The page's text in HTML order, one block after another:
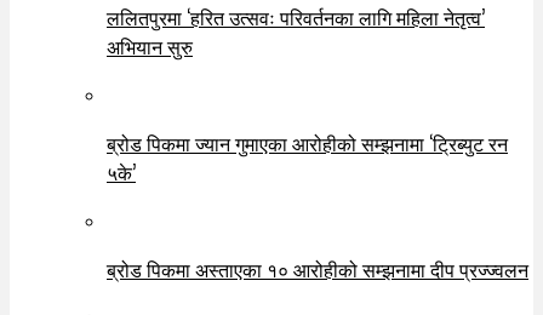
ललितपुरमा ‘हरित उत्सवः परिवर्तनका लागि महिला नेतृत्व’
अभियान सुरु
ब्रोड पिकमा ज्यान गुमाएका आरोहीको सम्झनामा ‘ट्रिब्युट रन
५के’
ब्रोड पिकमा अस्ताएका १० आरोहीको सम्झनामा दीप प्रज्ज्वलन